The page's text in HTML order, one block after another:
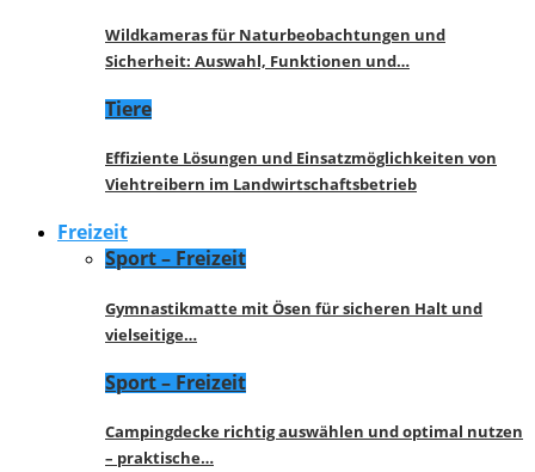
Wildkameras für Naturbeobachtungen und
Sicherheit: Auswahl, Funktionen und…
Tiere
Effiziente Lösungen und Einsatzmöglichkeiten von
Viehtreibern im Landwirtschaftsbetrieb
Freizeit
Sport – Freizeit
Gymnastikmatte mit Ösen für sicheren Halt und
vielseitige…
Sport – Freizeit
Campingdecke richtig auswählen und optimal nutzen
– praktische…